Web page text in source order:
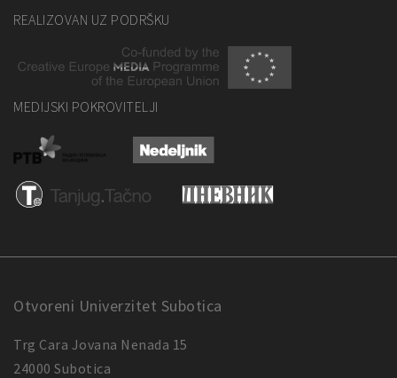
REALIZOVAN UZ PODRŠKU
MEDIJSKI POKROVITELJI
Otvoreni Univerzitet Subotica
Trg Cara Jovana Nenada 15
24000 Subotica